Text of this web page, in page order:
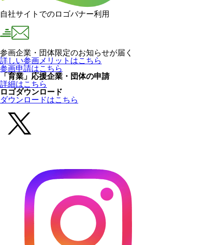
自社サイトでのロゴバナー利用
参画企業・団体限定のお知らせが届く
詳しい参画メリットはこちら
参画申請はこちら
「育業」応援企業・団体の申請
詳細はこちら
ロゴダウンロード
ダウンロードはこちら